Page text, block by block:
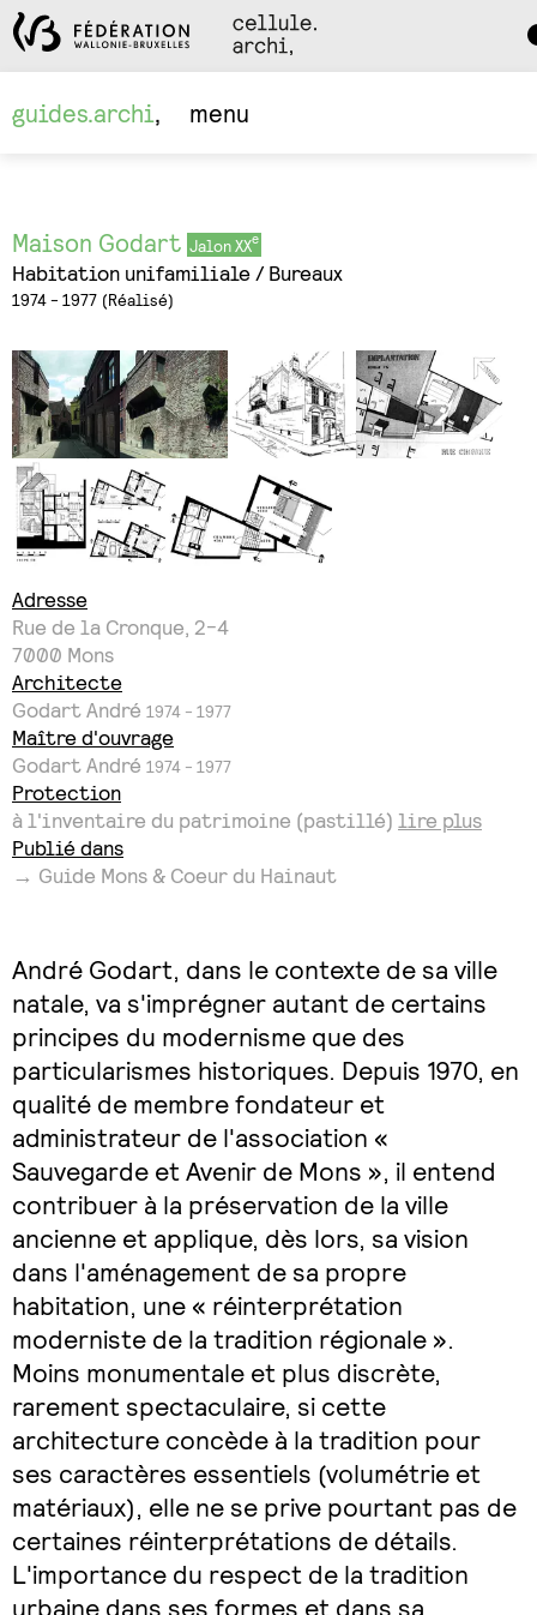
guides.archi
menu
Maison Godart Jalon XX
Habitation unifamiliale Bureaux
1974 - 1977 Réalisé
Adresse
Rue de la Cronque, 2-4
7000 Mons
Architecte
Godart André 1974 - 1977
Maître d'ouvrage
Godart André 1974 - 1977
Protection
à l'inventaire du patrimoine (pastillé) lire plus
Publié dans
→ Guide Mons & Coeur du Hainaut
André Godart, dans le contexte de sa ville
natale, va s'imprégner autant de certains
principes du modernisme que des
particularismes historiques. Depuis 1970, en
qualité de membre fondateur et
administrateur de l'association «
Sauvegarde et Avenir de Mons », il entend
contribuer à la préservation de la ville
ancienne et applique, dès lors, sa vision
dans l'aménagement de sa propre
habitation, une « réinterprétation
moderniste de la tradition régionale ».
Moins monumentale et plus discrète,
rarement spectaculaire, si cette
architecture concède à la tradition pour
ses caractères essentiels (volumétrie et
matériaux), elle ne se prive pourtant pas de
certaines réinterprétations de détails.
L'importance du respect de la tradition
urbaine dans ses formes et dans sa